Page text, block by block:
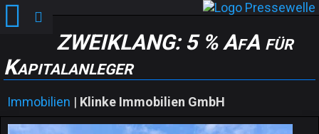
ZWEIKLANG: 5 % AfA für
Kapitalanleger
Immobilien | Klinke Immobilien GmbH